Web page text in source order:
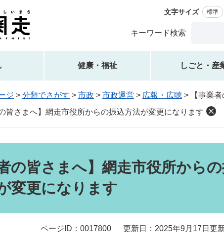
文字サイズ 標準
キーワード検索
ス
タ
索
健康・福祉 しごと・産
ジ > 分類でさがす > 市政 > 市政運営 > 広報・広聴 > 【事業
皆さまへ】網走市役所からの振込方法が変更になります
の皆さまへ】網走市役所から
変更になります
ページID：0017800 更新日：2025年9月17日更